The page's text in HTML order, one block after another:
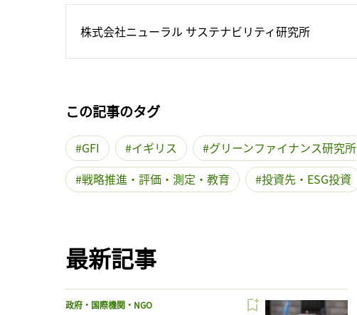
株式会社ニューラル サステナビリティ研究所
この記事のタグ
GFI イギリス グリーンファイナンス研究所
戦略推進・評価・測定・教育
投資先・ESG投資
最新記事
政府・国際機関・NGO